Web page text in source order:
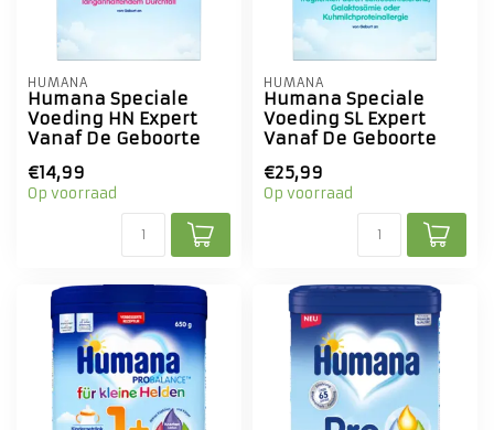
HUMANA
Humana Speciale
Voeding HN Expert
Vanaf De Geboorte
€14,99
Op voorraad
HUMANA
Humana Speciale
Voeding SL Expert
Vanaf De Geboorte
€25,99
Op voorraad